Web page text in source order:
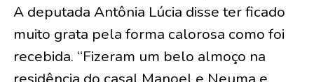
A deputada Antônia Lúcia disse ter ficado
muito grata pela forma calorosa como foi
recebida. “Fizeram um belo almoço na